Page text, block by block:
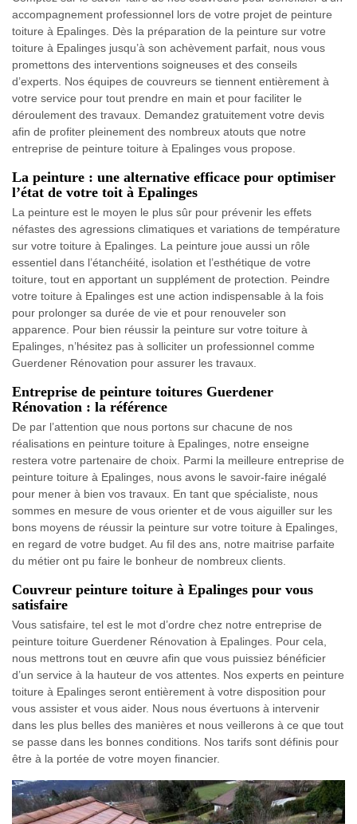
accompagnement professionnel lors de votre projet de peinture
toiture à Epalinges. Dès la préparation de la peinture sur votre
toiture à Epalinges jusqu’à son achèvement parfait, nous vous
promettons des interventions soigneuses et des conseils
d’experts. Nos équipes de couvreurs se tiennent entièrement à
votre service pour tout prendre en main et pour faciliter le
déroulement des travaux. Demandez gratuitement votre devis
afin de profiter pleinement des nombreux atouts que notre
entreprise de peinture toiture à Epalinges vous propose.
La peinture : une alternative efficace pour optimiser
l’état de votre toit à Epalinges
La peinture est le moyen le plus sûr pour prévenir les effets
néfastes des agressions climatiques et variations de température
sur votre toiture à Epalinges. La peinture joue aussi un rôle
essentiel dans l’étanchéité, isolation et l’esthétique de votre
toiture, tout en apportant un supplément de protection. Peindre
votre toiture à Epalinges est une action indispensable à la fois
pour prolonger sa durée de vie et pour renouveler son
apparence. Pour bien réussir la peinture sur votre toiture à
Epalinges, n’hésitez pas à solliciter un professionnel comme
Guerdener Rénovation pour assurer les travaux.
Entreprise de peinture toitures Guerdener
Rénovation : la référence
De par l’attention que nous portons sur chacune de nos
réalisations en peinture toiture à Epalinges, notre enseigne
restera votre partenaire de choix. Parmi la meilleure entreprise de
peinture toiture à Epalinges, nous avons le savoir-faire inégalé
pour mener à bien vos travaux. En tant que spécialiste, nous
sommes en mesure de vous orienter et de vous aiguiller sur les
bons moyens de réussir la peinture sur votre toiture à Epalinges,
en regard de votre budget. Au fil des ans, notre maitrise parfaite
du métier ont pu faire le bonheur de nombreux clients.
Couvreur peinture toiture à Epalinges pour vous
satisfaire
Vous satisfaire, tel est le mot d’ordre chez notre entreprise de
peinture toiture Guerdener Rénovation à Epalinges. Pour cela,
nous mettrons tout en œuvre afin que vous puissiez bénéficier
d’un service à la hauteur de vos attentes. Nos experts en peinture
toiture à Epalinges seront entièrement à votre disposition pour
vous assister et vous aider. Nous nous évertuons à intervenir
dans les plus belles des manières et nous veillerons à ce que tout
se passe dans les bonnes conditions. Nos tarifs sont définis pour
être à la portée de votre moyen financier.